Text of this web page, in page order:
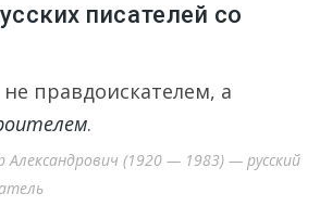
писателей со
правдоискателем, а
.
Александрович (1920 — 1983) — русский